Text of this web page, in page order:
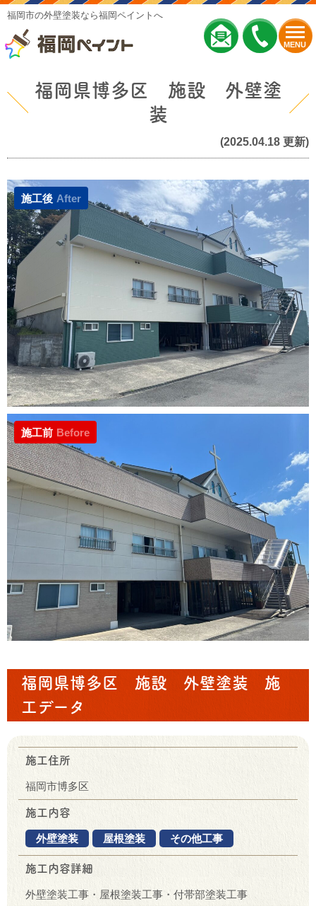
MENU
福岡市の外壁塗装なら福岡ペイントへ
福岡県博多区 施設 外壁塗
装
(2025.04.18 更新)
施工後 After
施工前 Before
福岡県博多区 施設 外壁塗装 施
工データ
施工住所
福岡市博多区
施工内容
外壁塗装 屋根塗装 その他工事
施工内容詳細
外壁塗装工事・屋根塗装工事・付帯部塗装工事